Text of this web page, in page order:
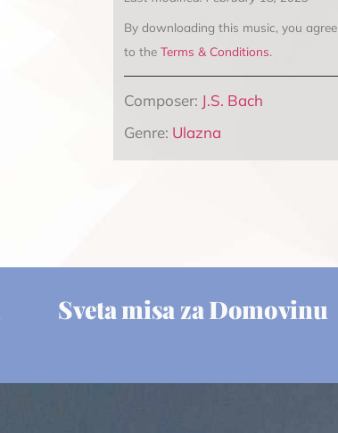
By downloading this music, you agree
to theTerms & Conditions.
Composer: J.S. Bach
Genre: Ulazna
Sveta misa za Domovinu